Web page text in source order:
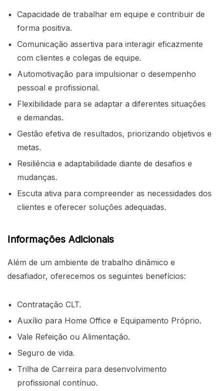
Capacidade de trabalhar em equipe e contribuir de
forma positiva.
Comunicação assertiva para interagir eficazmente
com clientes e colegas de equipe.
Automotivação para impulsionar o desempenho
pessoal e profissional.
Flexibilidade para se adaptar a diferentes situações
e demandas.
Gestão efetiva de resultados, priorizando objetivos e
metas.
Resiliência e adaptabilidade diante de desafios e
mudanças.
Escuta ativa para compreender as necessidades dos
clientes e oferecer soluções adequadas.
Informações Adicionais
Além de um ambiente de trabalho dinâmico e
desafiador, oferecemos os seguintes benefícios:
Contratação CLT.
Auxílio para Home Office e Equipamento Próprio.
Vale Refeição ou Alimentação.
Seguro de vida.
Trilha de Carreira para desenvolvimento
profissional contínuo.